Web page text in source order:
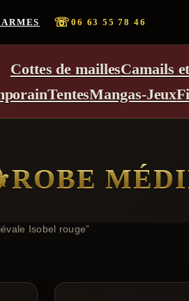
☏06 63 55 78 46
Cottes de maillesCamails
TentesMangas-Jeux
ROBE
Isobel rouge”